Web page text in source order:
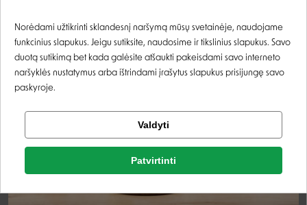
Rašyti atsiliepimą
geltonieji žirniai, lęšių skaidulos, žirnių krakmolas
Energetinė
vertė:
3510 kcal/kg (421 kcal 250 ml/120 g
Analitinės sudedamosios dalys
Rašyti atsiliepimą
Registruotis
Facebook
Norėdami užtikrinti sklandesnį naršymą mūsų svetainėje, naudojame
funkcinius slapukus. Jeigu sutiksite, naudosime ir tikslinius slapukus. Savo
duotą sutikimą bet kada galėsite atšaukti pakeisdami savo interneto
naršyklės nustatymus arba ištrindami įrašytus slapukus prisijungę savo
paskyroje.
Valdyti
Patvirtinti